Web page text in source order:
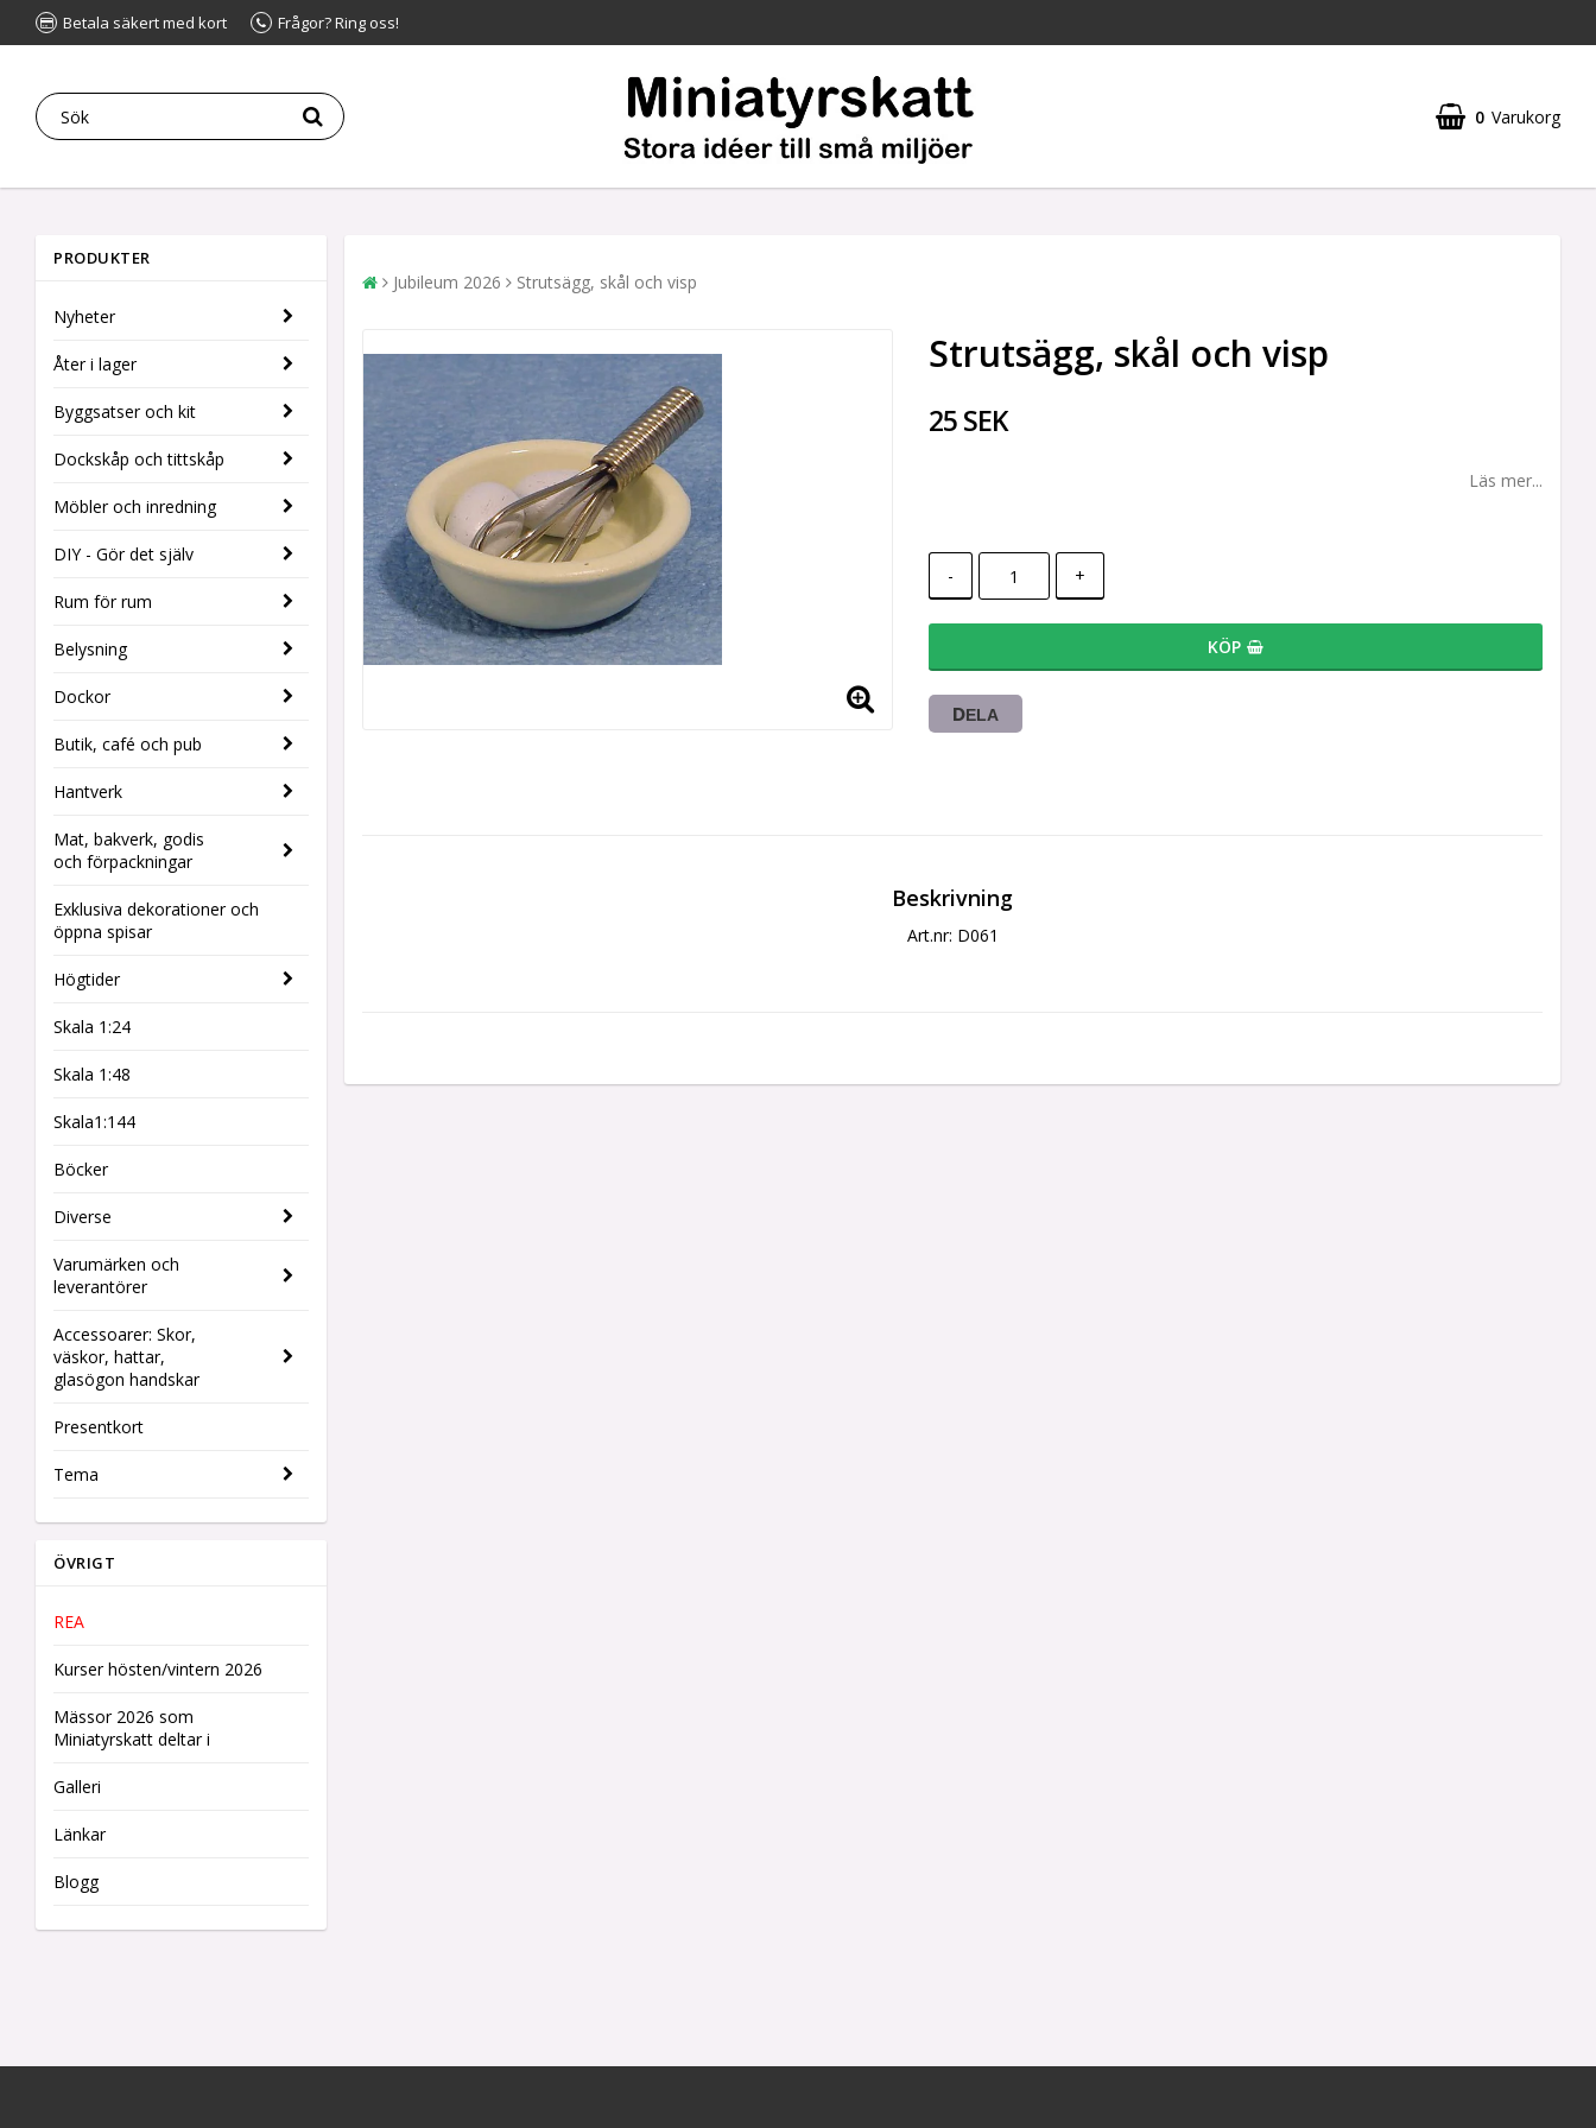
Betala säkert med kort Frågor? Ring oss!
0 Varukorg
PRODUKTER
Nyheter
Åter i lager
Byggsatser och kit
Dockskåp och tittskåp
Möbler och inredning
DIY - Gör det själv
Rum för rum
Belysning
Dockor
Butik, café och pub
Hantverk
Mat, bakverk, godis
och förpackningar
Exklusiva dekorationer och
öppna spisar
Högtider
Skala 1:24
Skala 1:48
Skala1:144
Böcker
Diverse
Varumärken och
leverantörer
Accessoarer: Skor,
väskor, hattar,
glasögon handskar
Presentkort
Tema
ÖVRIGT
REA
Kurser hösten/vintern 2026
Mässor 2026 som
Miniatyrskatt deltar i
Galleri
Länkar
Blogg
Jubileum 2026 Strutsägg, skål och visp
Strutsägg, skål och visp
25 SEK
Läs mer...
- +
KÖP
DELA
Beskrivning
Art.nr: D061